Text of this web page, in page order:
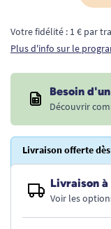
Votre fidélité : 1 € par
Plus d'info sur le
Besoin
Découvrir
Livraison offerte
Livraison
Voir les